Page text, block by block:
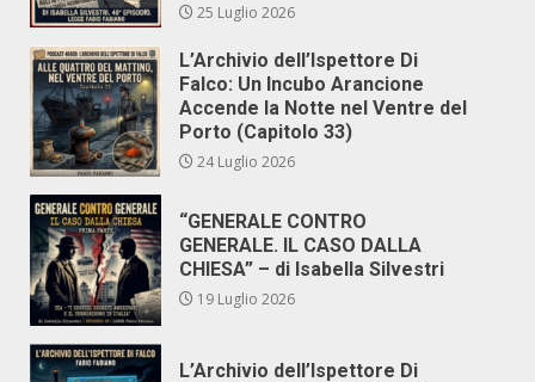
25 Luglio 2026
L’Archivio dell’Ispettore Di
Falco: Un Incubo Arancione
Accende la Notte nel Ventre del
Porto (Capitolo 33)
24 Luglio 2026
“GENERALE CONTRO
GENERALE. IL CASO DALLA
CHIESA” – di Isabella Silvestri
19 Luglio 2026
L’Archivio dell’Ispettore Di